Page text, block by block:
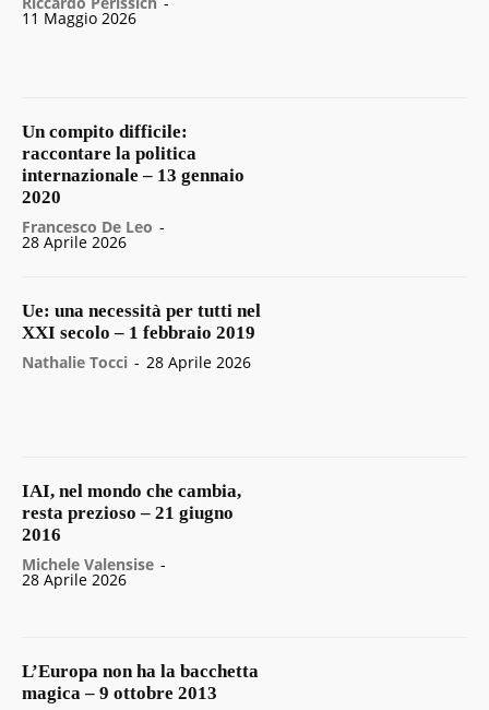
11 Maggio 2026
Un compito difficile:
raccontare la politica
internazionale – 13 gennaio
2020
Francesco De Leo -
28 Aprile 2026
Ue: una necessità per tutti nel
XXI secolo – 1 febbraio 2019
Nathalie Tocci - 28 Aprile 2026
IAI, nel mondo che cambia,
resta prezioso – 21 giugno
2016
Michele Valensise -
28 Aprile 2026
L’Europa non ha la bacchetta
magica – 9 ottobre 2013